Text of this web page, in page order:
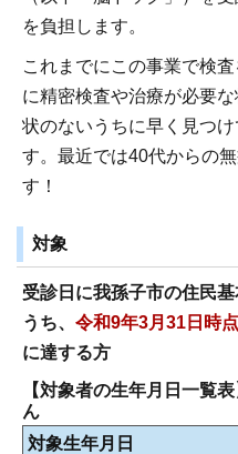
を負担します。
これまでにこの事業で検
に精密検査や治療が必要
状のないうちに早く見つ
す。最近では40代からの
す！
対象
受診日に我孫子市の住民
うち、 令和9年3月31日時点
に達する方
【対象者の生年月日一覧
ん
対象生年月日